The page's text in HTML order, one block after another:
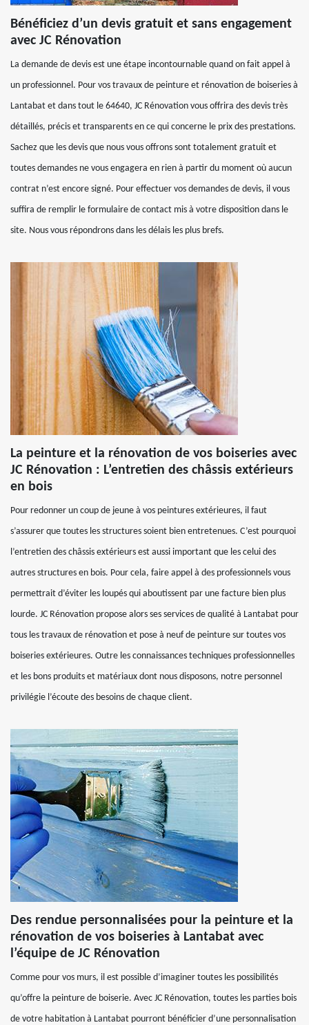
Bénéficiez d’un devis gratuit et sans engagement
avec JC Rénovation
La demande de devis est une étape incontournable quand on fait appel à
un professionnel. Pour vos travaux de peinture et rénovation de boiseries à
Lantabat et dans tout le 64640, JC Rénovation vous offrira des devis très
détaillés, précis et transparents en ce qui concerne le prix des prestations.
Sachez que les devis que nous vous offrons sont totalement gratuit et
toutes demandes ne vous engagera en rien à partir du moment où aucun
contrat n’est encore signé. Pour effectuer vos demandes de devis, il vous
suffira de remplir le formulaire de contact mis à votre disposition dans le
site. Nous vous répondrons dans les délais les plus brefs.
La peinture et la rénovation de vos boiseries avec
JC Rénovation : L’entretien des châssis extérieurs
en bois
Pour redonner un coup de jeune à vos peintures extérieures, il faut
s’assurer que toutes les structures soient bien entretenues. C’est pourquoi
l’entretien des châssis extérieurs est aussi important que les celui des
autres structures en bois. Pour cela, faire appel à des professionnels vous
permettrait d’éviter les loupés qui aboutissent par une facture bien plus
lourde. JC Rénovation propose alors ses services de qualité à Lantabat pour
tous les travaux de rénovation et pose à neuf de peinture sur toutes vos
boiseries extérieures. Outre les connaissances techniques professionnelles
et les bons produits et matériaux dont nous disposons, notre personnel
privilégie l’écoute des besoins de chaque client.
Des rendue personnalisées pour la peinture et la
rénovation de vos boiseries à Lantabat avec
l’équipe de JC Rénovation
Comme pour vos murs, il est possible d’imaginer toutes les possibilités
qu’offre la peinture de boiserie. Avec JC Rénovation, toutes les parties bois
de votre habitation à Lantabat pourront bénéficier d’une personnalisation